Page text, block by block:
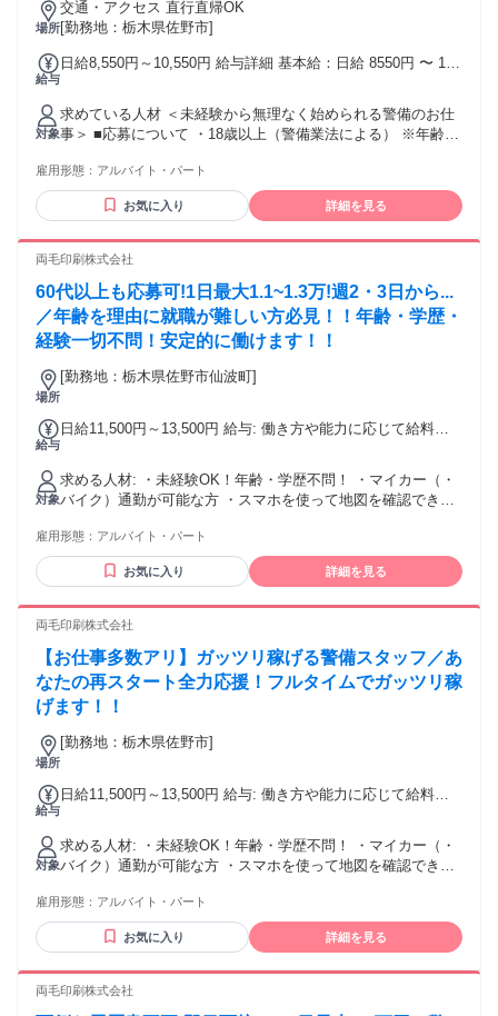
場所
交通・アクセス 直行直帰OK
[勤務地：栃木県佐野市]
給与
日給8,550円～10,550円 給与詳細 基本給：日給 8550円 〜 1万
る通勤・皆勤・家族手当金額：なし 全員に一律で支払われる
その他手当金額：なし ※経験や能力を考慮し決定 ◆交通費規
定支給 ◆遠方手当あり ◆日払い・週払いOK(規定)
対象
求めている人材 ＜未経験から無理なく始められる警備のお仕
事＞ ■応募について ・18歳以上（警備業法による） ※年齢・
タート多数 ・お仕事ブランクがある方 ・定年後のセカンドワ
ークをお探しの方 ・自分のペースで無理なく働きたい方 ・副
業・Wワーク希望の方 ■働き方 ・週数日からOK／掛け持ち
格（なくてもOK） ・普通自動車免許 ・警備業務の経験 ・交
のお仕事も大歓迎／ 研修があるので安心してスタートできま
す◎
雇用形態： アルバイト・パート
お気に入り 詳細を見る
両毛印刷株式会社
60代以上も応募可!1日最大1.1~1.3万!週2・3日から...
／年齢を理由に就職が難しい方必見！！年齢・学歴・
経験一切不問！安定的に働けます！！
場所
[勤務地：栃木県佐野市仙波町]
給与
日給11,500円～13,500円 給与: 働き方や能力に応じて給料が
対象
求める人材: ・未経験OK！年齢・学歴不問！ ・マイカー（・
バイク）通勤が可能な方 ・スマホを使って地図を確認できる
雇用形態： アルバイト・パート
お気に入り 詳細を見る
両毛印刷株式会社
【お仕事多数アリ】ガッツリ稼げる警備スタッフ／あ
なたの再スタート全力応援！フルタイムでガッツリ稼
げます！！
場所
[勤務地：栃木県佐野市]
給与
日給11,500円～13,500円 給与: 働き方や能力に応じて給料が
対象
求める人材: ・未経験OK！年齢・学歴不問！ ・マイカー（・
バイク）通勤が可能な方 ・スマホを使って地図を確認できる
雇用形態： アルバイト・パート
お気に入り 詳細を見る
両毛印刷株式会社